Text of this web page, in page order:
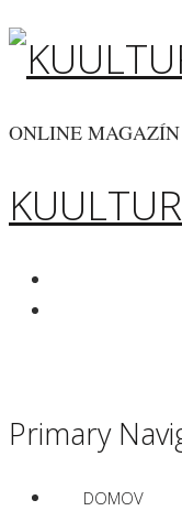
ONLINE MAGAZÍN
Primary
DOMOV